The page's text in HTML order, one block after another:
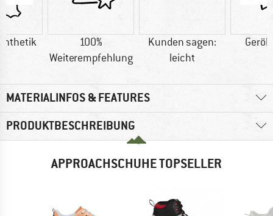
100%
Weiterempfehlung
Kunden sagen:
leicht
MATERIALINFOS & FEATURES
PRODUKTBESCHREIBUNG
APPROACHSCHUHE TOPSELLER